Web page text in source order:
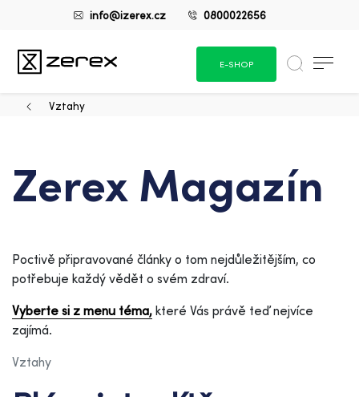
info@izerex.cz 0800022656
E-SHOP
Vztahy
Zerex Magazín
Poctivě připravované články o tom nejdůležitějším, co
potřebuje každý vědět o svém zdraví.
Vyberte si z menu téma, které Vás právě teď nejvíce
zajímá.
Vztahy